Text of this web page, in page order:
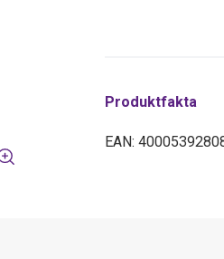
Produktfakta
EAN: